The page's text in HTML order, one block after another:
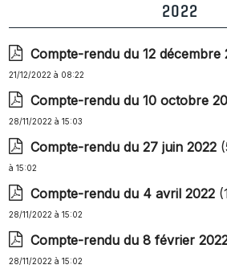
2022
Compte-rendu du 12 décembre
21/12/2022 à 08:22
Compte-rendu du 10 octobre
28/11/2022 à 15:03
Compte-rendu du 27 juin 2022
à 15:02
Compte-rendu du 4 avril 2022
28/11/2022 à 15:02
Compte-rendu du 8 février
28/11/2022 à 15:02